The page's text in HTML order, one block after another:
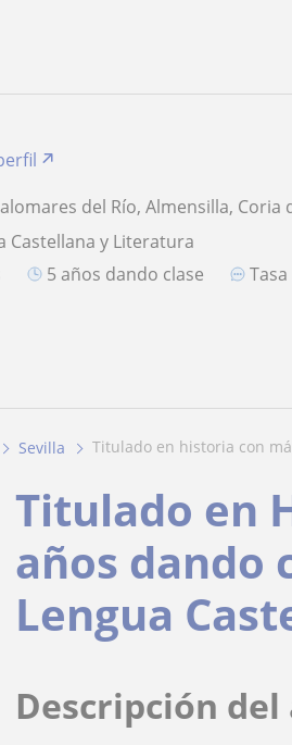
del Río, Almensilla, Coria
Castellana y Literatura
5 años dando clase
Sevilla titulado en historia con
Titulado en
años dando
Lengua
Descripción